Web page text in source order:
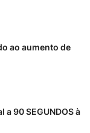
ao aumento de
a 90 SEGUNDOS à